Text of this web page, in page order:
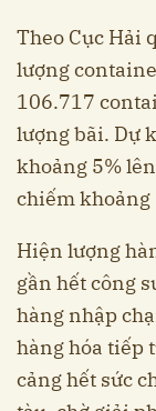
Theo Cục Hải
lượng
106.717
lượng bãi. Dự
khoảng 5%
chiếm khoảng
Hiện lượng
gần hết công
hàng nhập
hàng hóa tiếp
cảng hết sức